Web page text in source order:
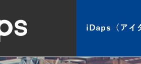
iDaps（アイ